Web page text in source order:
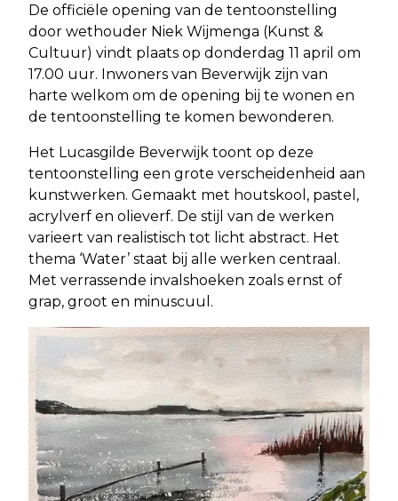
De officiële opening van de tentoonstelling
door wethouder Niek Wijmenga (Kunst &
Cultuur) vindt plaats op donderdag 11 april om
17.00 uur. Inwoners van Beverwijk zijn van
harte welkom om de opening bij te wonen en
de tentoonstelling te komen bewonderen.
Het Lucasgilde Beverwijk toont op deze
tentoonstelling een grote verscheidenheid aan
kunstwerken. Gemaakt met houtskool, pastel,
acrylverf en olieverf. De stijl van de werken
varieert van realistisch tot licht abstract. Het
thema ‘Water’ staat bij alle werken centraal.
Met verrassende invalshoeken zoals ernst of
grap, groot en minuscuul.